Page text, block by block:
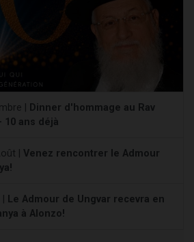
|
Dinner d'hommage au Rav
ans déjà
| Venez rencontrer le Admour
Le Admour de Ungvar recevra en
à Alonzo!